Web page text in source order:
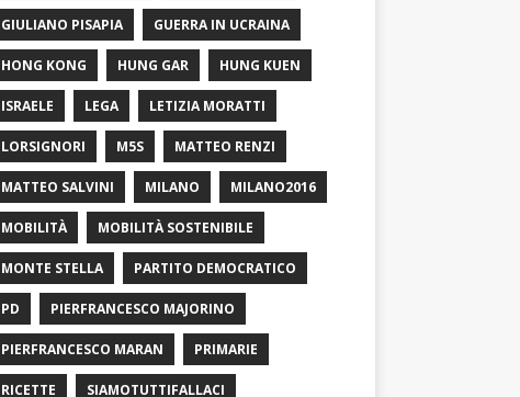
GIULIANO PISAPIA GUERRA IN UCRAINA
HONG KONG HUNG GAR HUNG KUEN
ISRAELE LEGA LETIZIA MORATTI
LORSIGNORI M5S MATTEO RENZI
MATTEO SALVINI MILANO MILANO2016
MOBILITÀ MOBILITÀ SOSTENIBILE
MONTE STELLA PARTITO DEMOCRATICO
PD PIERFRANCESCO MAJORINO
PIERFRANCESCO MARAN PRIMARIE
RICETTE SIAMOTUTTIFALLACI